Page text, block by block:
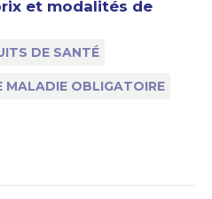
et modalités de
DE SANTÉ
MALADIE OBLIGATOIRE